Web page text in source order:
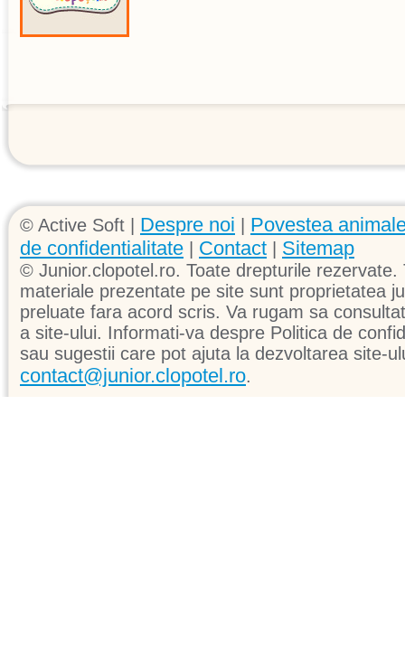
© Active Soft | Despre noi
Povestea
de confidentialitate
Contact Sitemap
© Junior.clopotel.ro. Toate drepturile
materiale prezentate pe site sunt proprietatea
preluate fara acord scris. Va rugam sa
a site-ului. Informati-va despre Politica de
sau sugestii care pot ajuta la dezvoltarea site-
contact@junior.clopotel.ro.